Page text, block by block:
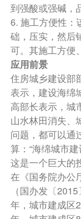
到强酸或强碱，
6. 施工方便性：
础，压实，然后
可。其施工方便
应用前景
住房城乡建设部
表示，建设海绵
高部长表示，城
山水林田消失、
问题，都可以通
算：“海绵城市
这是一个巨大的
在《国务院办公
（国办发〔
年，城市建成区